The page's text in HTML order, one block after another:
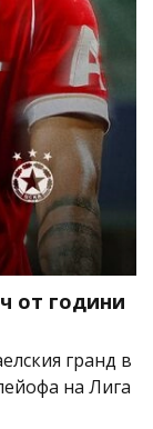
от години
гранд в
на Лига